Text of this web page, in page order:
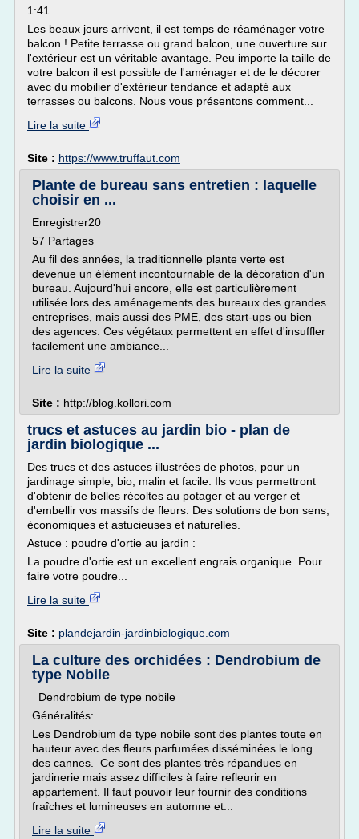
1:41
Les beaux jours arrivent, il est temps de réaménager votre
balcon ! Petite terrasse ou grand balcon, une ouverture sur
l'extérieur est un véritable avantage. Peu importe la taille de
votre balcon il est possible de l'aménager et de le décorer
avec du mobilier d'extérieur tendance et adapté aux
terrasses ou balcons. Nous vous présentons comment...
Lire la suite
Site : https://www.truffaut.com
Plante de bureau sans entretien : laquelle
choisir en ...
Enregistrer20
57 Partages
Au fil des années, la traditionnelle plante verte est
devenue un élément incontournable de la décoration d'un
bureau. Aujourd'hui encore, elle est particulièrement
utilisée lors des aménagements des bureaux des grandes
entreprises, mais aussi des PME, des start-ups ou bien
des agences. Ces végétaux permettent en effet d'insuffler
facilement une ambiance...
Lire la suite
Site : http://blog.kollori.com
trucs et astuces au jardin bio - plan de
jardin biologique ...
Des trucs et des astuces illustrées de photos, pour un
jardinage simple, bio, malin et facile. Ils vous permettront
d'obtenir de belles récoltes au potager et au verger et
d'embellir vos massifs de fleurs. Des solutions de bon sens,
économiques et astucieuses et naturelles.
Astuce : poudre d'ortie au jardin :
La poudre d'ortie est un excellent engrais organique. Pour
faire votre poudre...
Lire la suite
Site : plandejardin-jardinbiologique.com
La culture des orchidées : Dendrobium de
type Nobile
Dendrobium de type nobile
Généralités:
Les Dendrobium de type nobile sont des plantes toute en
hauteur avec des fleurs parfumées disséminées le long
des cannes. Ce sont des plantes très répandues en
jardinerie mais assez difficiles à faire refleurir en
appartement. Il faut pouvoir leur fournir des conditions
fraîches et lumineuses en automne et...
Lire la suite